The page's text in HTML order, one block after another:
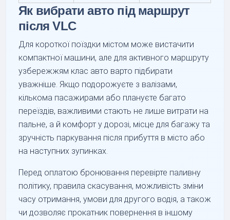
Як вибрати авто під маршрут
після VLC
Для короткої поїздки містом може вистачити
компактної машини, але для активного маршруту
узбережжям клас авто варто підбирати
уважніше. Якщо подорожуєте з валізами,
кількома пасажирами або плануєте багато
переїздів, важливими стають не лише витрати на
пальне, а й комфорт у дорозі, місце для багажу та
зручність паркування після прибуття в місто або
на наступних зупинках.
Перед оплатою бронювання перевірте паливну
політику, правила скасування, можливість зміни
часу отримання, умови для другого водія, а також
чи дозволяє прокатник повернення в іншому